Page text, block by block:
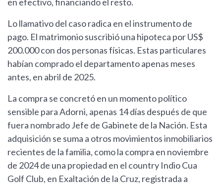
en efectivo, financiando el resto.
Lo llamativo del caso radica en el instrumento de
pago. El matrimonio suscribió una hipoteca por US$
200.000 con dos personas físicas. Estas particulares
habían comprado el departamento apenas meses
antes, en abril de 2025.
La compra se concretó en un momento político
sensible para Adorni, apenas 14 días después de que
fuera nombrado Jefe de Gabinete de la Nación. Esta
adquisición se suma a otros movimientos inmobiliarios
recientes de la familia, como la compra en noviembre
de 2024 de una propiedad en el country Indio Cua
Golf Club, en Exaltación de la Cruz, registrada a